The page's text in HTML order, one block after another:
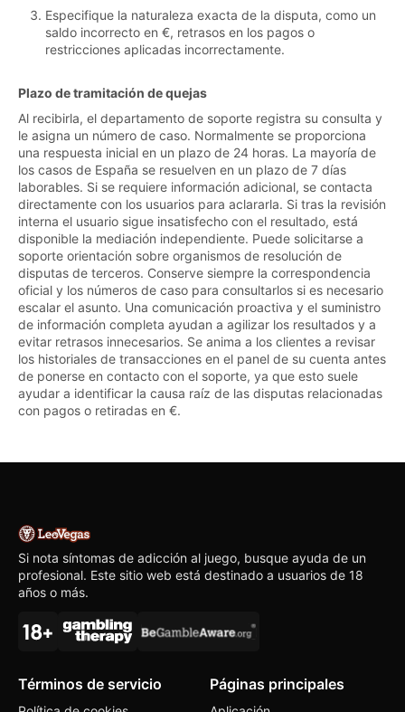
Especifique la naturaleza exacta de la disputa, como un
saldo incorrecto en €, retrasos en los pagos o
restricciones aplicadas incorrectamente.
Plazo de tramitación de quejas
Al recibirla, el departamento de soporte registra su consulta y
le asigna un número de caso. Normalmente se proporciona
una respuesta inicial en un plazo de 24 horas. La mayoría de
los casos de España se resuelven en un plazo de 7 días
laborables. Si se requiere información adicional, se contacta
directamente con los usuarios para aclararla. Si tras la revisión
interna el usuario sigue insatisfecho con el resultado, está
disponible la mediación independiente. Puede solicitarse a
soporte orientación sobre organismos de resolución de
disputas de terceros. Conserve siempre la correspondencia
oficial y los números de caso para consultarlos si es necesario
escalar el asunto. Una comunicación proactiva y el suministro
de información completa ayudan a agilizar los resultados y a
evitar retrasos innecesarios. Se anima a los clientes a revisar
los historiales de transacciones en el panel de su cuenta antes
de ponerse en contacto con el soporte, ya que esto suele
ayudar a identificar la causa raíz de las disputas relacionadas
con pagos o retiradas en €.
Si nota síntomas de adicción al juego, busque ayuda de un
profesional. Este sitio web está destinado a usuarios de 18
años o más.
Términos de servicio Páginas principales